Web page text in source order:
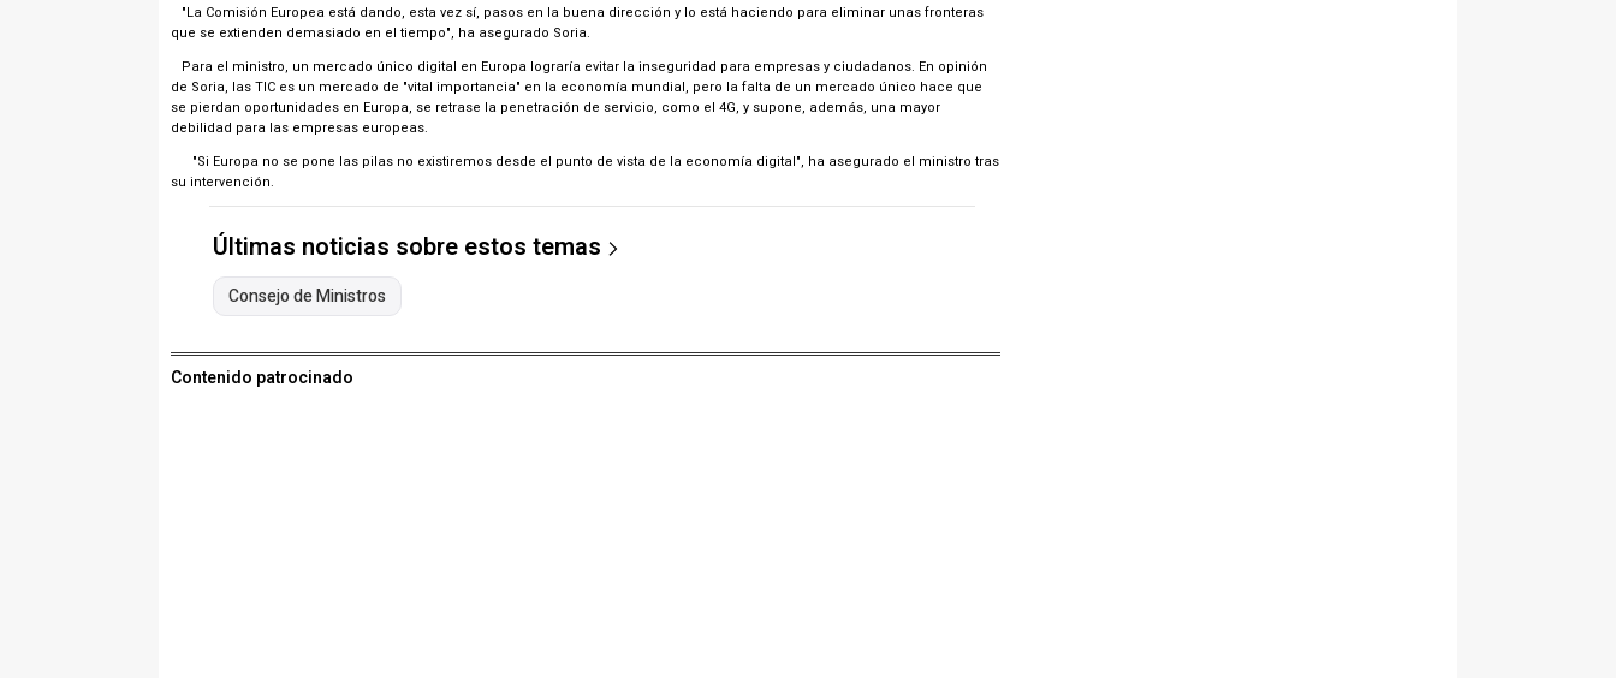
"La Comisión Europea está dando, esta vez sí, pasos en la buena dirección y lo está haciendo para eliminar unas fronteras
que se extienden demasiado en el tiempo", ha asegurado Soria.
Para el ministro, un mercado único digital en Europa lograría evitar la inseguridad para empresas y ciudadanos. En opinión
de Soria, las TIC es un mercado de "vital importancia" en la economía mundial, pero la falta de un mercado único hace que
se pierdan oportunidades en Europa, se retrase la penetración de servicio, como el 4G, y supone, además, una mayor
debilidad para las empresas europeas.
"Si Europa no se pone las pilas no existiremos desde el punto de vista de la economía digital", ha asegurado el ministro tras
su intervención.
Últimas noticias sobre estos temas
Consejo de Ministros
Contenido patrocinado